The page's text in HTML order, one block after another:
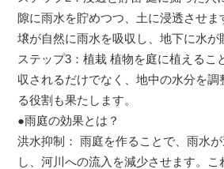
隙に雨水を貯めつつ、土に浸透させま
壌が自然に雨水を吸収し、地下に水が
ステップ3：植栽 植物を庭に植えるこ
収されるだけでなく、地中の水分を調
る役割も果たします。
●雨庭の効果とは？
洪水抑制： 雨庭を作ることで、雨水
し、河川への流入を減少させます。